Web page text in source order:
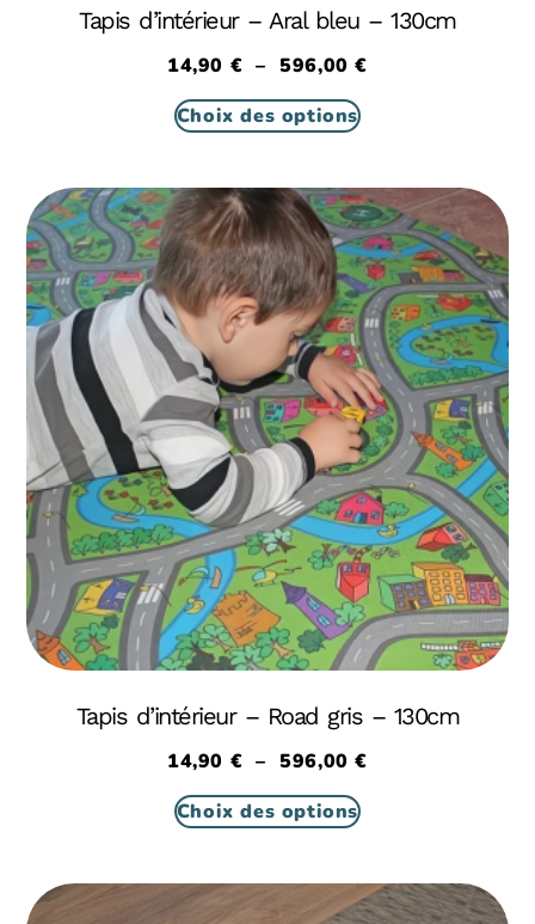
Tapis d’intérieur – Aral bleu – 130cm
14,90 € – 596,00€
Choix des options
Tapis d’intérieur – Road gris – 130cm
14,90 € – 596,00€
Choix des options